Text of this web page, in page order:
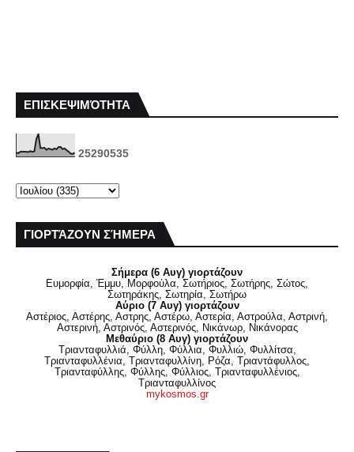
ΕΠΙΣΚΕΨΙΜΌΤΗΤΑ
25290535
ΓΙΟΡΤΆΖΟΥΝ ΣΉΜΕΡΑ
Σήμερα (6 Αυγ) γιορτάζουν
Ευμορφία, Έμμυ, Μορφούλα, Σωτήριος, Σωτήρης, Σώτος,
Σωτηράκης, Σωτηρία, Σωτήρω
Αύριο (7 Αυγ) γιορτάζουν
Αστέριος, Αστέρης, Αστρης, Αστέρω, Αστερία, Αστρούλα, Αστρινή,
Αστερινή, Αστρινός, Αστερινός, Νικάνωρ, Νικάνορας
Μεθαύριο (8 Αυγ) γιορτάζουν
Τριανταφυλλιά, Φύλλη, Φύλλια, Φυλλιώ, Φυλλίτσα,
Τριανταφυλλένια, Τριανταφυλλίνη, Ρόζα, Τριαντάφυλλος,
Τριανταφύλλης, Φύλλης, Φύλλιος, Τριανταφυλλένιος,
Τριανταφυλλίνος
mykosmos.gr